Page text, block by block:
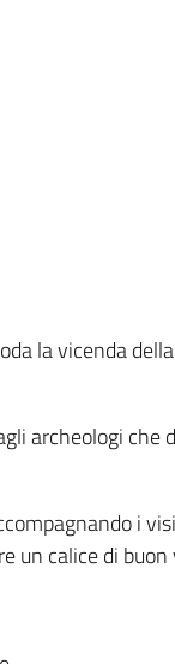
la vicenda
archeologi che
i
un calice di buon